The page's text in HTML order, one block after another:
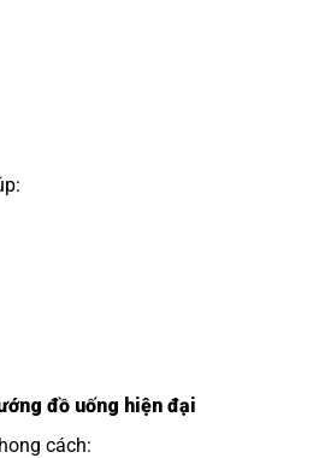
đồ uống hiện đại
cách: